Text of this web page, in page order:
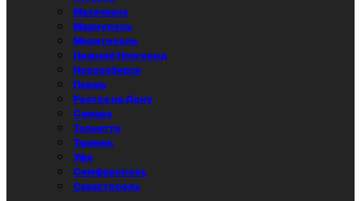
Махачкала
Мариуполь
Мелитополь
Нижний Новгород
Новосибирск
Пермь
Ростов на Дону
Самара
Тольятти
Тюмень
Уфа
Симферополь
Севастополь